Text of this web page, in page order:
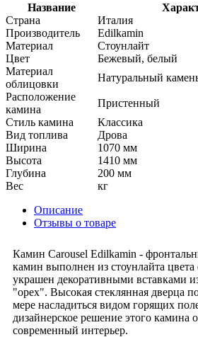
Название
Страна
Италия
Производитель
Edilkamin
Материал
Стоунлайт
Цвет
Бежевый, белый
Материал
облицовки
Натуральный
Расположение
камина
Пристенный
Стиль камина
Класcика
Вид топлива
Дрова
Ширина
1070 мм
Высота
1410 мм
Глубина
200 мм
Вес
кг
Описание
Отзывы о товаре
Камин Carousel Edilkamin -
камин выполнен из стоунлайта
украшен декоративными вставками
"орех". Высокая стеклянная дверца
мере насладиться видом горящих
дизайнерское решение этого камина
современный интерьер.